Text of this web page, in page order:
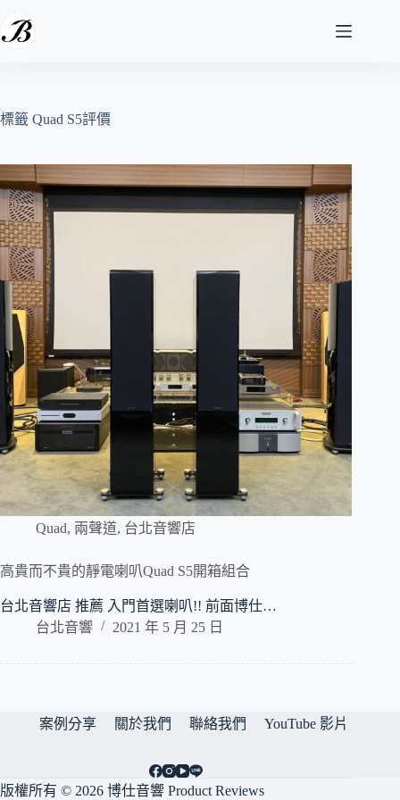
至
容
標籤 Quad S5評價
Quad, 兩聲道, 台北音響店
高貴而不貴的靜電喇叭Quad S5開箱組合
台北音響店 推薦 入門首選喇叭!! 前面博仕…
台北音響
2021 年 5 月 25 日
案例分享 關於我們 聯絡我們 YouTube 影片
版權所有 © 2026 博仕音響 Product Reviews